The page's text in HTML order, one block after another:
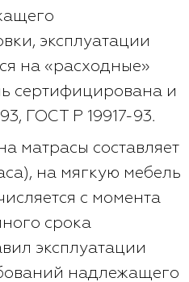
эксплуатации
на «расходные»
сертифицирована и
ГОСТ Р 19917-93.
матрасы составляет
на мягкую мебель
с момента
срока
эксплуатации
надлежащего